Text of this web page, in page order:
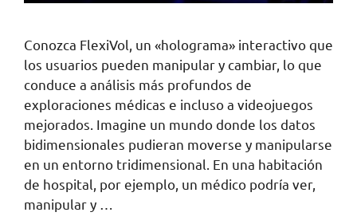
Conozca FlexiVol, un «holograma» interactivo que
los usuarios pueden manipular y cambiar, lo que
conduce a análisis más profundos de
exploraciones médicas e incluso a videojuegos
mejorados. Imagine un mundo donde los datos
bidimensionales pudieran moverse y manipularse
en un entorno tridimensional. En una habitación
de hospital, por ejemplo, un médico podría ver,
manipular y …